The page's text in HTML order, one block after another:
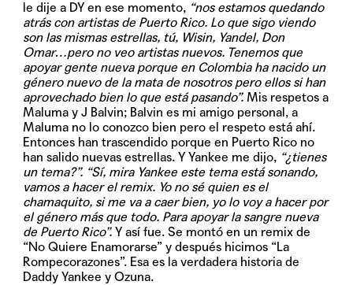
le dije a DY en ese momento, “nos estamos quedando
atrás con artistas de Puerto Rico. Lo que sigo viendo
son las mismas estrellas, tú, Wisin, Yandel, Don
Omar…pero no veo artistas nuevos. Tenemos que
apoyar gente nueva porque en Colombia ha nacido un
género nuevo de la mata de nosotros pero ellos si han
aprovechado bien lo que está pasando”. Mis respetos a
Maluma y J Balvin; Balvin es mi amigo personal, a
Maluma no lo conozco bien pero el respeto está ahí.
Entonces han trascendido porque en Puerto Rico no
han salido nuevas estrellas. Y Yankee me dijo, “¿tienes
un tema?”. “Sí, mira Yankee este tema está sonando,
vamos a hacer el remix. Yo no sé quien es el
chamaquito, si me va a caer bien, yo lo voy a hacer por
el género más que todo. Para apoyar la sangre nueva
de Puerto Rico”. Y así fue. Se montó en un remix de
“No Quiere Enamorarse” y después hicimos “La
Rompecorazones”. Esa es la verdadera historia de
Daddy Yankee y Ozuna.